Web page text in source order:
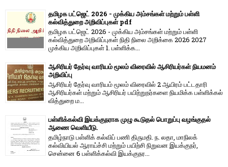
தமிழக பட்ஜெட் 2026 - முக்கிய அம்சங்கள் மற்றும் பள்ளி
கல்வித்துறை அறிவிப்புகள் pdf
தமிழக பட்ஜெட் 2026 - முக்கிய அம்சங்கள் மற்றும் பள்ளி
கல்வித்துறை அறிவிப்புகள் நிதி நிலை அறிக்கை 2026 2027
முக்கிய அறிவிப்புகள் 1. பள்ளிக்க...
ஆசிரியர் தேர்வு வாரியம் மூலம் விரைவில் ஆசிரியர்கள் நியமனம்
அறிவிப்பு
ஆசிரியர் தேர்வு வாரி​யம் மூலம் விரை​வில் 2 ஆயிரம் பட்​ட​தாரி
ஆசிரியர்​கள் மற்​றும் ஆசிரியர் பயிற்றுநர்​களை நியமிக்க பள்​ளிக்​கல்​
வித்​துறை ம...
பள்ளிக்கல்வி இயக்குநராக முழு கூடுதல் பொறுப்பு வழங்குதல்
ஆணை வெளியீடு.
தமிழ்நாடு பள்ளிக் கல்விப் பணி திருமதி. ந. லதா, மாநிலக்
கல்வியியல் ஆராய்ச்சி மற்றும் பயிற்சி நிறுவன இயக்குநர்,
சென்னை 6 பள்ளிக்கல்வி இயக்குநர...